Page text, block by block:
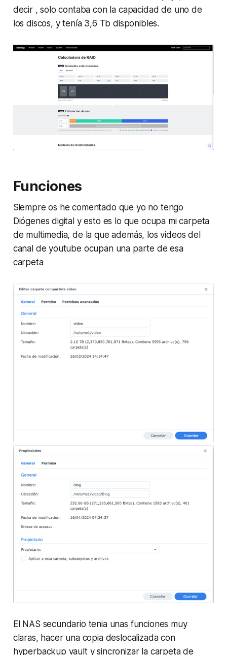
decir , solo contaba con la capacidad de uno de
los discos, y tenía 3,6 Tb disponibles.
Funciones
Siempre os he comentado que yo no tengo
Diógenes digital y esto es lo que ocupa mi carpeta
de multimedia, de la que además, los videos del
canal de youtube ocupan una parte de esa
carpeta
El NAS secundario tenia unas funciones muy
claras, hacer una copia deslocalizada con
hyperbackup vault y sincronizar la carpeta de